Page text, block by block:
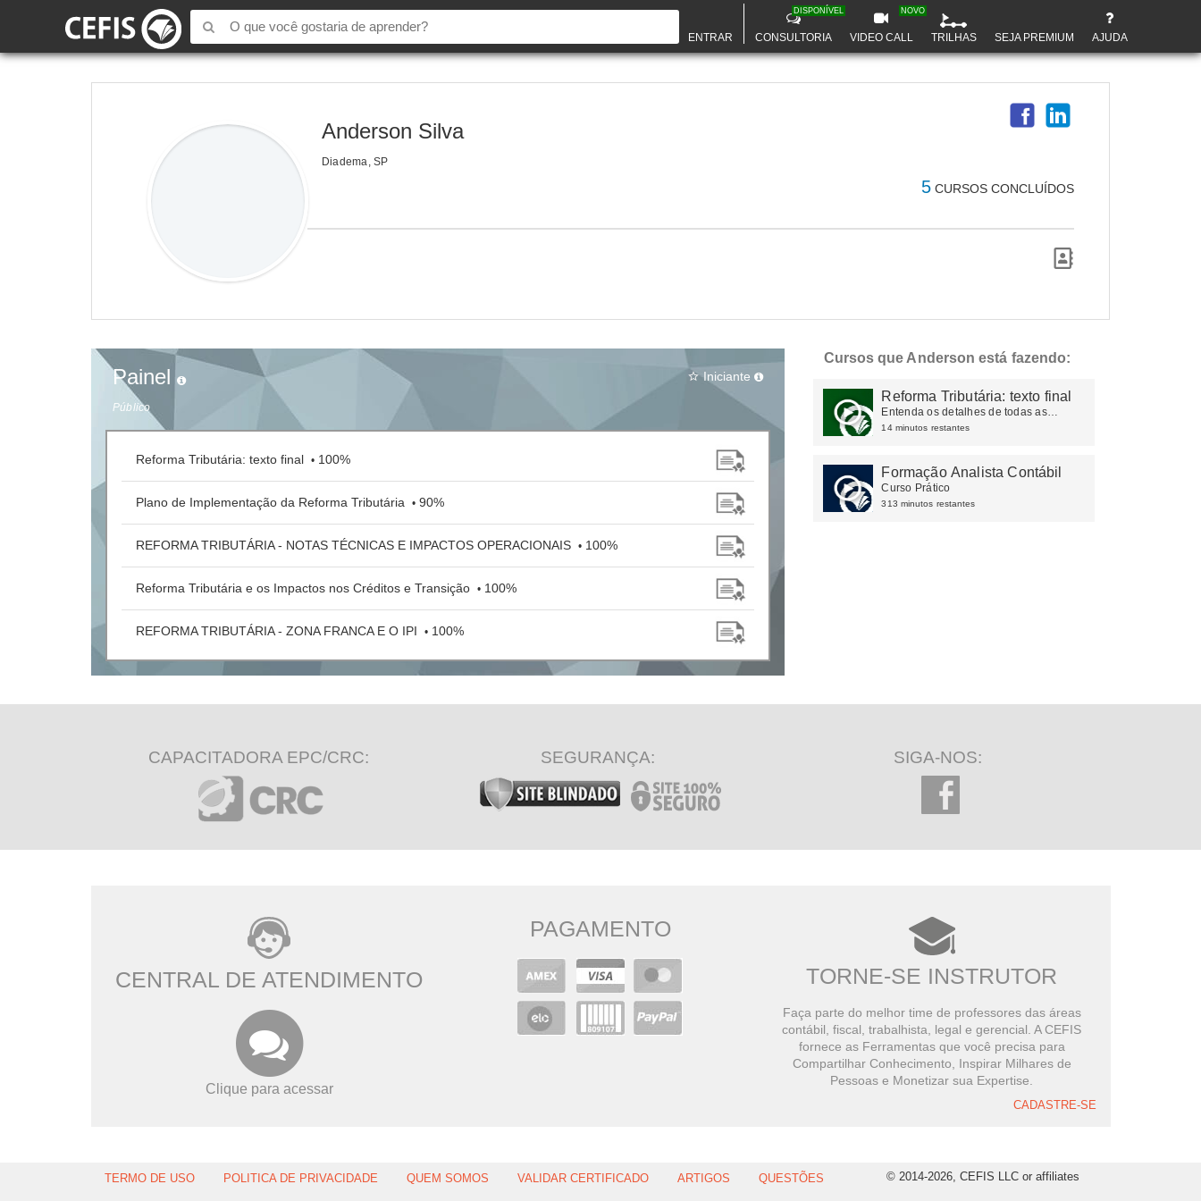
ENTRAR CONSULTORIA
DISPONÍVEL
VIDEO CALL
NOVO
TRILHAS SEJA PREMIUM AJUDA
Anderson Silva
Diadema, SP
5 CURSOS CONCLUÍDOS
Painel
Público
star_border Iniciante
Reforma Tributária: texto final • 100%
Plano de Implementação da Reforma Tributária • 90%
REFORMA TRIBUTÁRIA - NOTAS TÉCNICAS E IMPACTOS OPERACIONAIS • 100%
Reforma Tributária e os Impactos nos Créditos e Transição • 100%
REFORMA TRIBUTÁRIA - ZONA FRANCA E O IPI • 100%
Cursos que Anderson está fazendo:
Reforma Tributária: texto final
Entenda os detalhes de todas as
mudanças ocorridas na tributação do
14 minutos restantes
Formação Analista Contábil
Curso Prático
313 minutos restantes
CAPACITADORA EPC/CRC: SEGURANÇA: SIGA-NOS:
CENTRAL DE ATENDIMENTO
Clique para acessar
PAGAMENTO
TORNE-SE INSTRUTOR
Faça parte do melhor time de professores das áreas
contábil, fiscal, trabalhista, legal e gerencial. A CEFIS
fornece as Ferramentas que você precisa para
Compartilhar Conhecimento, Inspirar Milhares de
Pessoas e Monetizar sua Expertise.
CADASTRE-SE
TERMO DE USO POLITICA DE PRIVACIDADE QUEM SOMOS VALIDAR CERTIFICADO ARTIGOS QUESTÕES © 2014-2026, CEFIS LLC or affiliates